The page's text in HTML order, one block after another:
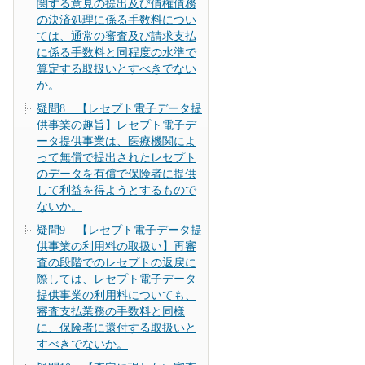
関する意見の提出及び債権債務
の決済処理に係る手数料につい
ては、通常の審査及び請求支払
に係る手数料と同程度の水準で
算定する取扱いとすべきでない
か。
疑問8 【レセプト電子データ提
供事業の趣旨】レセプト電子デ
ータ提供事業は、医療機関によ
って無償で提出されたレセプト
のデータを有償で保険者に提供
して利益を得ようとするもので
ないか。
疑問9 【レセプト電子データ提
供事業の利用料の取扱い】再審
査の段階でのレセプトの返戻に
際しては、レセプト電子データ
提供事業の利用料についても、
審査支払業務の手数料と同様
に、保険者に還付する取扱いと
すべきでないか。